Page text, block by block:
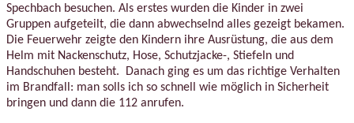
Spechbach besuchen. Als erstes wurden die Kinder in zwei
Gruppen aufgeteilt, die dann abwechselnd alles gezeigt bekamen.
Die Feuerwehr zeigte den Kindern ihre Ausrüstung, die aus dem
Helm mit Nackenschutz, Hose, Schutzjacke-, Stiefeln und
Handschuhen besteht. Danach ging es um das richtige Verhalten
im Brandfall: man solls ich so schnell wie möglich in Sicherheit
bringen und dann die 112 anrufen.